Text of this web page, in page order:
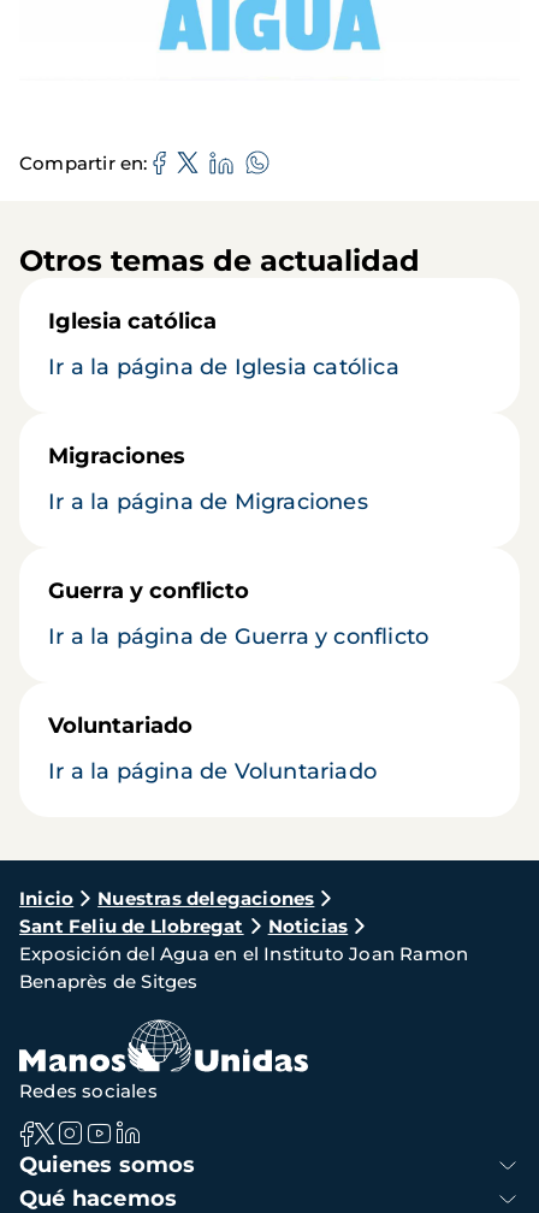
Compartir en
Otros temas de actualidad
Iglesia católica
Ir a la página de Iglesia católica
Migraciones
Ir a la página de Migraciones
Guerra y conflicto
Ir a la página de Guerra y conflicto
Voluntariado
Ir a la página de Voluntariado
Ruta
de
navegación
Inicio
Nuestras delegaciones
Sant Feliu de Llobregat
Noticias
Exposición del Agua en el Instituto Joan Ramon
Benaprès de Sitges
Navegación
principal
Quienes somos
Qué hacemos
Redes sociales